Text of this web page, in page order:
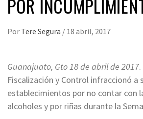
POR
Por Tere Segura / 18 abril, 2017
Guanajuato, Gto 18 de abril de 2017
Fiscalización y Control infraccionó a
establecimientos por no contar con
alcoholes y por riñas durante la